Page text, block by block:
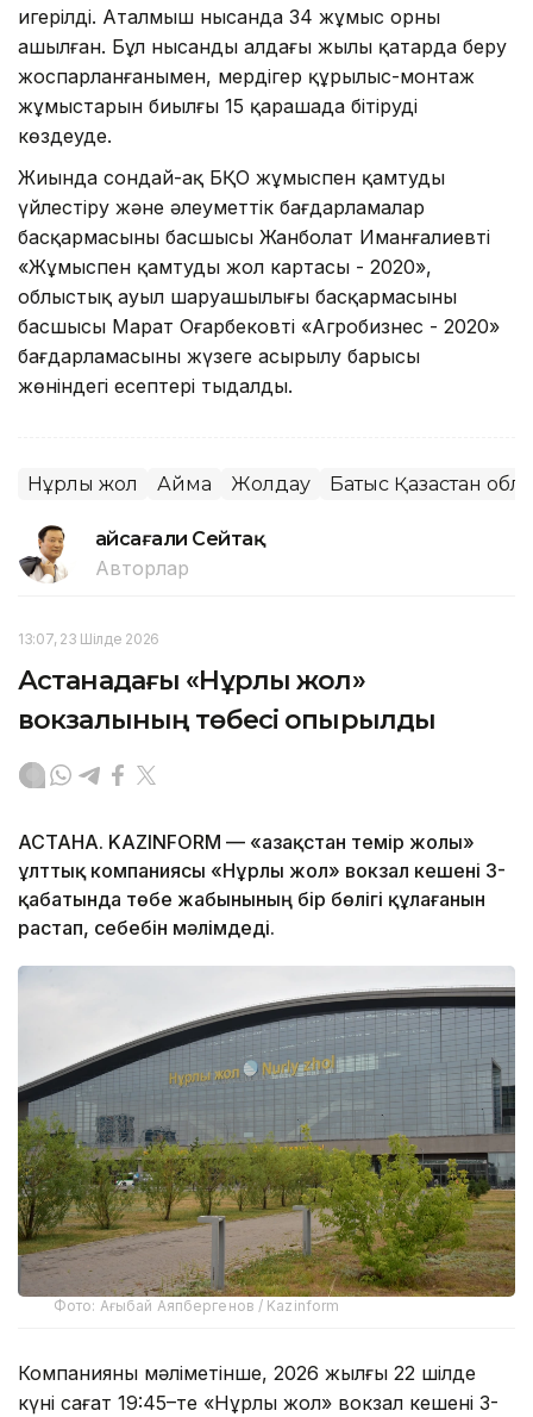
игерілді. Аталмыш нысанда 34 жұмыс орны
ашылған. Бұл нысанды алдағы жылы қаңтарда беру
жоспарланғанымен, мердігер құрылыс-монтаж
жұмыстарын биылғы 15 қарашада бітіруді
көздеуде.
Жиында сондай-ақ БҚО жұмыспен қамтуды
үйлестіру және әлеуметтік бағдарламалар
басқармасының басшысы Жанболат Иманғалиевтің
«Жұмыспен қамтудың жол картасы - 2020»,
облыстық ауыл шаруашылығы басқармасының
басшысы Марат Оңғарбековтің «Агробизнес - 2020»
бағдарламасының жүзеге асырылу барысы
жөніндегі есептері тыңдалды.
Нұрлы жол Аймақ Жолдау Батыс Қазақстан
Ғайсағали Сейтақ
Авторлар
13:07, 23 Шілде 2026
Астанадағы «Нұрлы жол»
вокзалының төбесі опырылды
АСТАНА. KAZINFORM — «Қазақстан темір жолы»
ұлттық компаниясы «Нұрлы жол» вокзал кешені 3-
қабатында төбе жабынының бір бөлігі құлағанын
растап, себебін мәлімдеді.
Фото: Ағыбай Аяпбергенов / Kazinform
Компанияның мәліметінше, 2026 жылғы 22 шілде
күні сағат 19:45–те «Нұрлы жол» вокзал кешені 3-